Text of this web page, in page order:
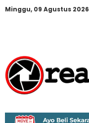
Minggu, 09 Agustus 2026